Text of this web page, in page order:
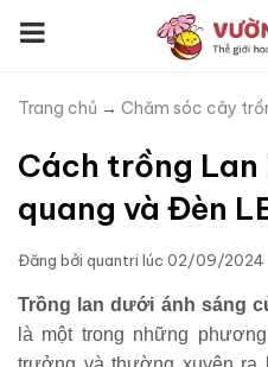
Trang chủ → Chăm sóc cây
Cách trồng Lan
quang và Đèn
Đăng bởi quantri lúc 02/09/2024
Trồng lan dưới ánh sáng
là một trong những